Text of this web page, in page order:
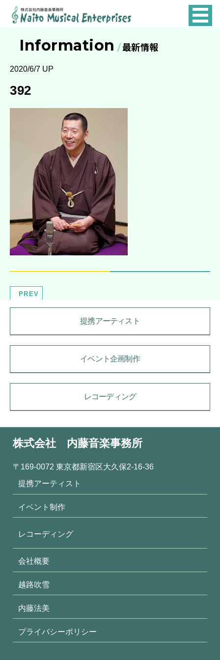
MUSICAL
ENTERPRISES
Information 最新情報
2020/6/7 UP
392
PREV
提携アーティスト
イベント企画制作
レコーディング
株式会社 内藤音楽事務所
〒169-0072 東京都新宿区大久保2-16-36
提携アーティスト
イベント制作
レコーディング
会社概要
越路吹雪
内藤法美
プライバシーポリシー